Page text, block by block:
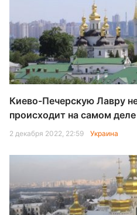
Киево-Печерскую Лавру
происходит на самом деле
2 декабря 2022, 22:59 Украина